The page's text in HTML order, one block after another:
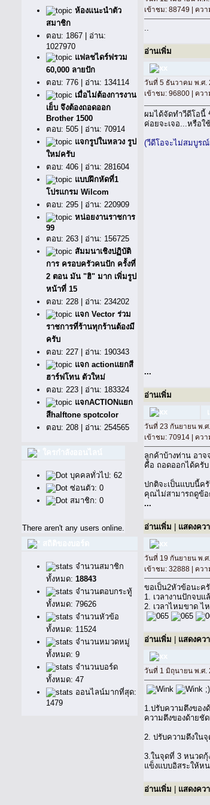
ห้องแนะนำตัว
สมาชิก
ตอบ: 1867 | อ่าน:
1027970
แฟลชไดร์ฟรวม
60,000 ลายปัก
ตอบ: 776 | อ่าน: 134114
เมื่อไม่ต้องการงาน
เย็บ จึงต้องถอดออก
Brother 1500
ตอบ: 505 | อ่าน: 70914
แจกรูปในหลวง รูป
ใหม่ครับ
ตอบ: 406 | อ่าน: 281604
แบบฝึกหัดที่1
โปรแกรม Wilcom
ตอบ: 295 | อ่าน: 220909
หน่อยงานราชการ
99
ตอบ: 263 | อ่าน: 156725
สัมมนาเชิงปฏิบัติ
การ ครอบครัวคนปัก ครั้งที่
2 ตอน มัน "ฮิ" มาก เพิ่มรูป
หน้าที่ 15
ตอบ: 228 | อ่าน: 234202
แจก Vector ร่วม
ราชการที่ร้านทุกร้านต้องมี
ครับ
ตอบ: 227 | อ่าน: 190343
แจก actionแยกสี
ฮาร์ฟโทน ตัวใหม่
ตอบ: 223 | อ่าน: 183324
แจกACTIONแยก
สีhalftone spotcolor
ตอบ: 208 | อ่าน: 254565
บุคคลทั่วไป: 62
ซ่อนตัว: 0
สมาชิก: 0
There aren't any users online.
จำนวนสมาชิก
ทั้งหมด: 18843
จำนวนตอบกระทู้
ทั้งหมด: 79626
จำนวนหัวข้อ
ทั้งหมด: 11524
จำนวนหมวดหมู่
ทั้งหมด: 9
จำนวนบอร์ด
ทั้งหมด: 47
ออนไลน์มากที่สุด:
1479
เข้าชม: 88749 | คว
อ่านเพิ่ม
วันที่ 5 ธันวาคม พ.ศ.
เข้าชม: 96800 | คว
ผมได้จัดทำวีดีโอนี้
ค่อยจะเจอ...หรือใ
(วีดีโอจะไม่สมบูรณ์
...
อ่านเพิ่ม
วันที่ 23 กันยายน พ.ศ
เข้าชม: 70914 | คว
ลูกค้าบ้างท่าน อาจ
คือ ถอดออกได้ครับ
ปกติจะเป็นแบบนี้ค
คุณไม่สามารถดูข้
...
อ่านเพิ่ม
แสดงคว
วันที่ 19 กันยายน พ.ศ
เข้าชม: 32888 | คว
ขอเป็น2หัวข้อนะค
1. เวลางานปักจบ
2. เวลาไหมขาด
อ่านเพิ่ม
แสดงคว
วันที่ 1 มิถุนายน พ.ศ.
1.ปรับความตึงของ
ความตึงของด้ายชั
2. ปรับความตึงใน
3.ในจุดที่ 3 หนวดกุ้
แข็งแบบอิสระให้ห
อ่านเพิ่ม แสดงคว